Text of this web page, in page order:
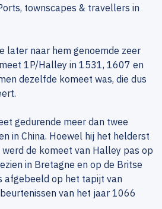
townscapes & travellers in
later naar hem genoemde zeer
1P/Halley in 1531, 1607 en
dezelfde komeet was, die dus
gedurende meer dan twee
in China. Hoewel hij het helderst
de komeet van Halley pas op
in Bretagne en op de Britse
afgebeeld op het tapijt van
van het jaar 1066